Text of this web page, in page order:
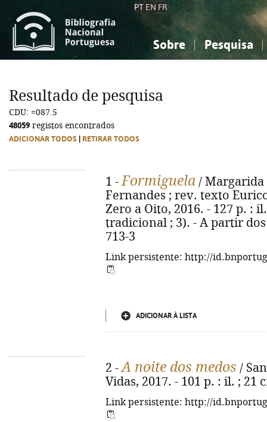
PT EN FR
Sobre Pesquisa
Ciências sociais...
Ciências sociais...
Resultado de pesquisa
CDU: =087.5
48059 registos encontrados
ADICIONAR TODOS RETIRAR TODOS
1 -Formiguela / Margarida
Fernandes ; rev. texto
Zero a Oito, 2016. - 127 p. :
tradicional ; 3). - A partir dos
713-3
Link persistente: http://
ADICIONAR À LISTA
2 -A noite dos medos /
Vidas, 2017. - 101 p. : il. ; 21
Link persistente: http://